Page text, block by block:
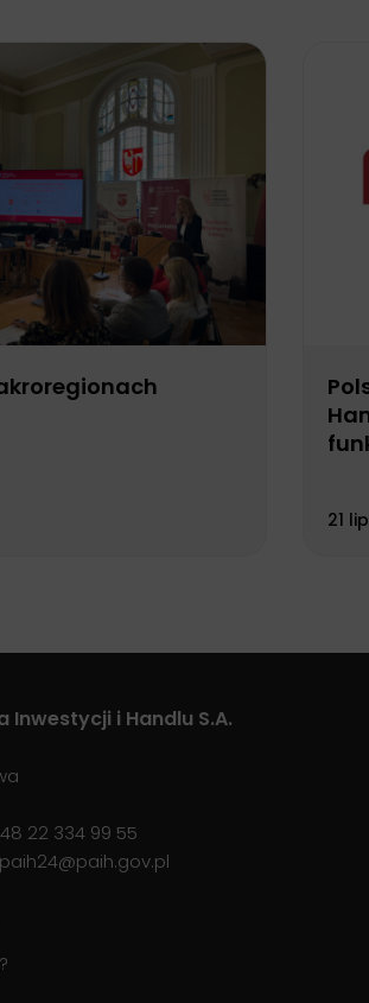
21
Inwestycji i Handlu S.A.
22 334 99 55
paih24@paih.gov.pl